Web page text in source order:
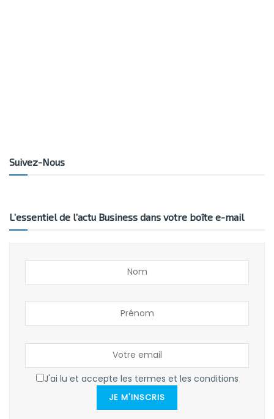
Suivez-Nous
L’essentiel de l’actu Business dans votre boîte e-mail
J'ai lu et accepte les termes et les conditions
JE M'INSCRIS